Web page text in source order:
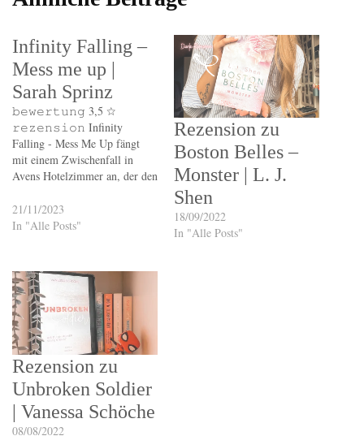
Infinity Falling –
Mess me up |
Sarah Sprinz
𝚋𝚎𝚠𝚎𝚛𝚝𝚞𝚗𝚐 3,5 ☆
𝚛𝚎𝚣𝚎𝚗𝚜𝚒𝚘𝚗 Infinity
Falling - Mess Me Up fängt
mit einem Zwischenfall in
Avens Hotelzimmer an, der den
nicht an Wichtigkeit verliert.
Aven bekommt eine Hauptrolle
Freund, Hayes an ihrer Seite
spielen. Aven…
21/11/2023
In "Alle Posts"
Rezension zu
Boston Belles –
Monster | L. J.
Shen
18/09/2022
In "Alle Posts"
Rezension zu
Unbroken Soldier
| Vanessa Schöche
08/08/2022